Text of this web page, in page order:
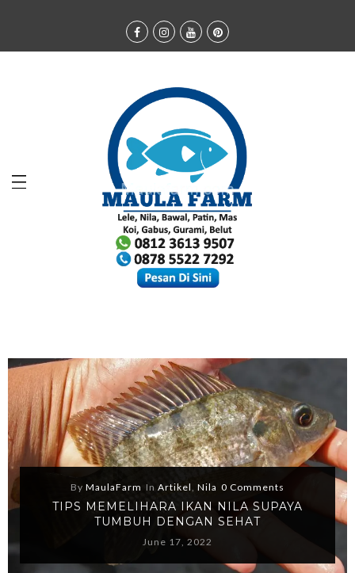
By MaulaFarm In Artikel Nila 0 Comments
TIPS MEMELIHARA IKAN NILA SUPAYA
TUMBUH DENGAN SEHAT
June 17, 2022